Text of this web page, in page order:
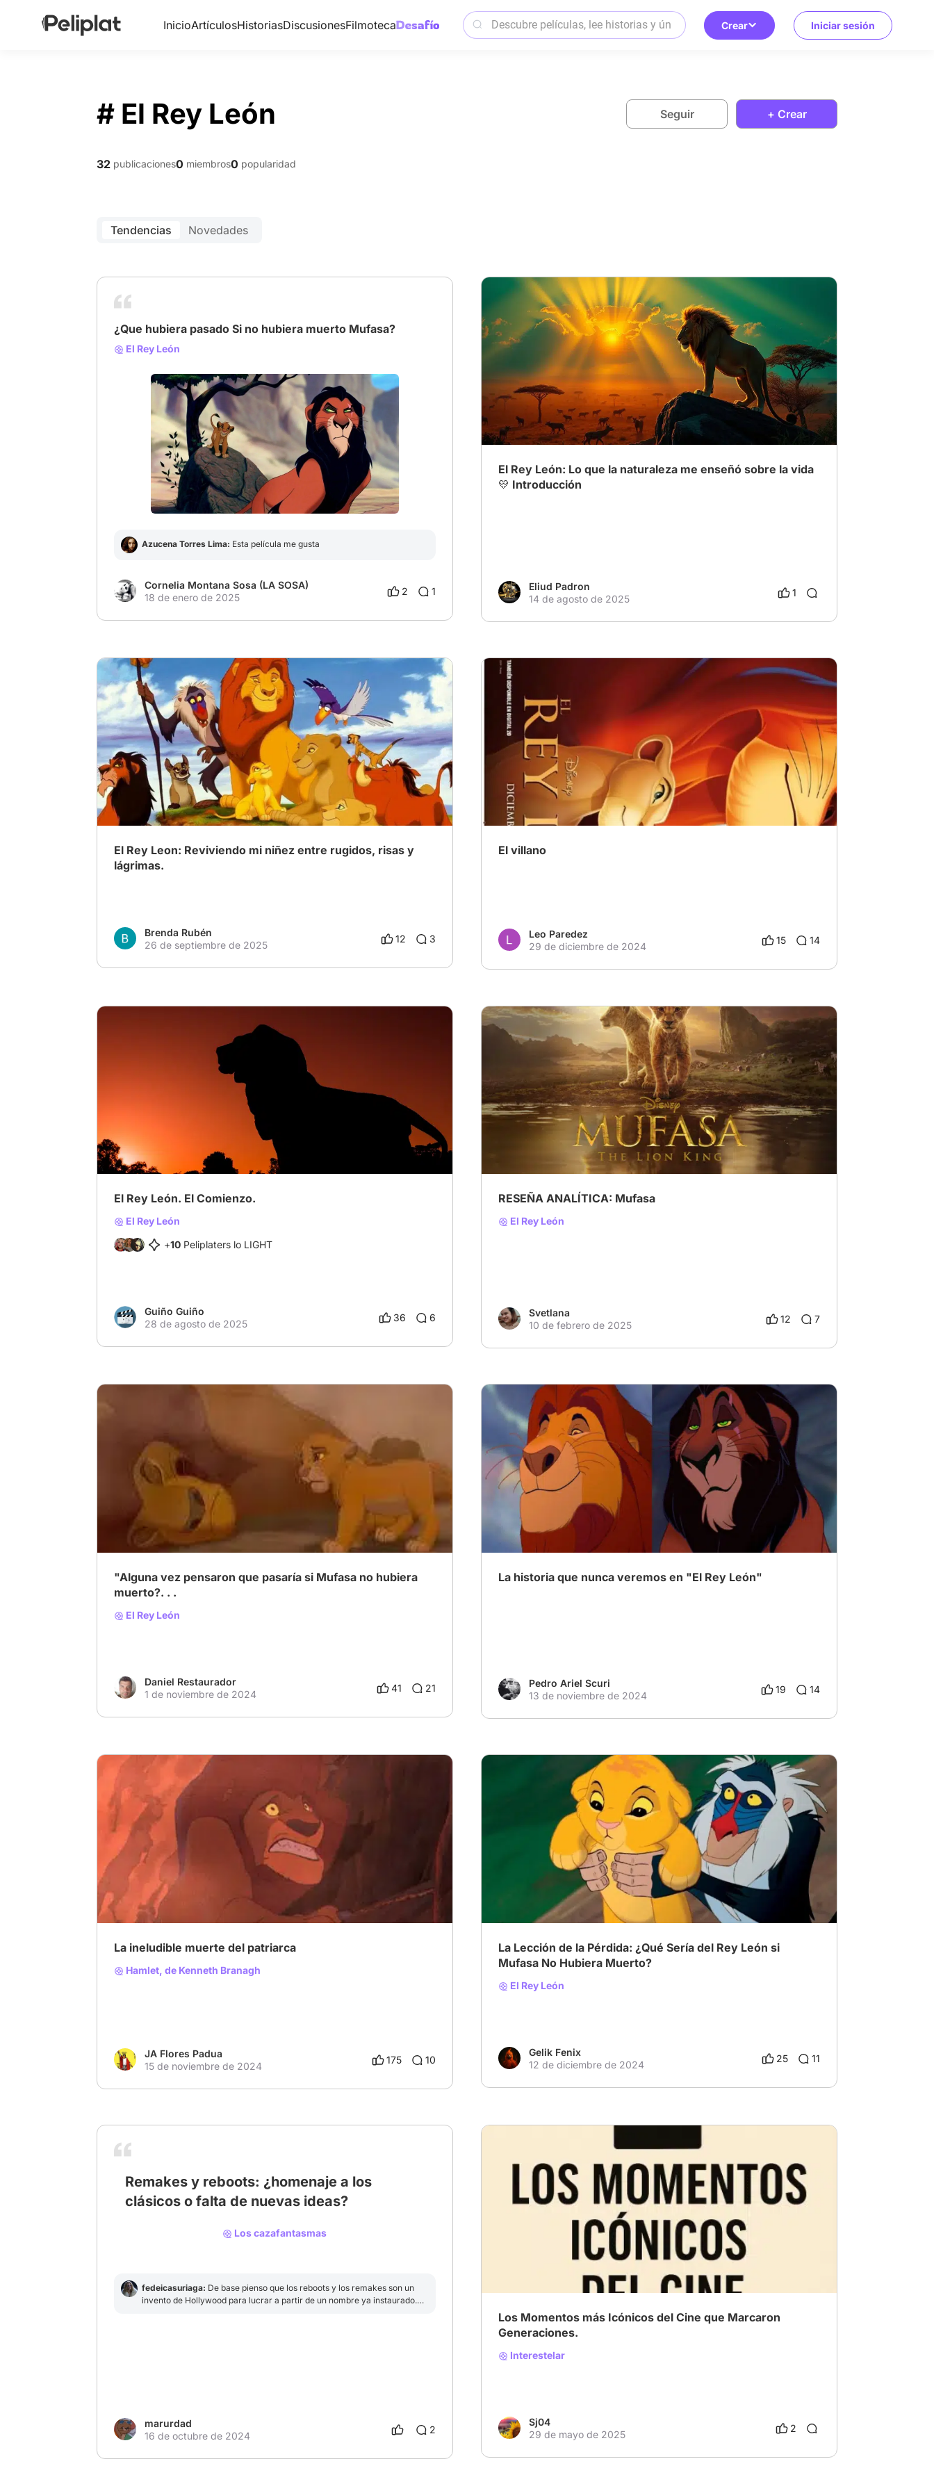
InicioArtículosHistoriasDiscusionesFilmoteca Crear Iniciar sesión
# El Rey León Seguir + Crear
32 publicaciones0 miembros0 popularidad
Tendencias Novedades
¿Que hubiera pasado Si no hubiera muerto Mufasa?
El Rey León
Azucena Torres Lima: Esta película me gusta
Cornelia Montana Sosa (LA SOSA)
18 de enero de 2025
2 1
# El Rey León # Cine emocional # Naturaleza
El Rey León: Lo que la naturaleza me enseñó sobre la vida
💛 Introducción
Eliud Padron
14 de agosto de 2025
1
# La película que me lleva a la infancia # El Rey León # Infancia
El Rey Leon: Reviviendo mi niñez entre rugidos, risas y
lágrimas.
Brenda Rubén
26 de septiembre de 2025
12 3
# ¿Cómo sería la historia desde el punto de vista del villano?
# El Rey León
El villano
Leo Paredez
29 de diciembre de 2024
15 14
# Escribe tu historia: tu propio reboot
El Rey León. El Comienzo.
El Rey León
+10Peliplaters lo LIGHT
Guiño Guiño
28 de agosto de 2025
36 6
# Mufasa # Scar # Taka
RESEÑA ANALÍTICA: Mufasa
El Rey León
Svetlana
10 de febrero de 2025
12 7
# Qué Hubiese Pasado Si el Personaje No Moría…
"Alguna vez pensaron que pasaría si Mufasa no hubiera
muerto?. . .
El Rey León
Daniel Restaurador
1 de noviembre de 2024
41 21
# Qué Hubiese Pasado Si el Personaje No Moría…
# desafío cinéfilo
La historia que nunca veremos en "El Rey León"
Pedro Ariel Scuri
13 de noviembre de 2024
19 14
# Qué Hubiese Pasado Si el Personaje No Moría…
# HAMLET
La ineludible muerte del patriarca
Hamlet, de Kenneth Branagh
JA Flores Padua
15 de noviembre de 2024
175 10
# El Rey León
La Lección de la Pérdida: ¿Qué Sería del Rey León si
Mufasa No Hubiera Muerto?
El Rey León
Gelik Fenix
12 de diciembre de 2024
25 11
Remakes y reboots: ¿homenaje a los
clásicos o falta de nuevas ideas?
Los cazafantasmas
# ghostbusters
fedeicasuriaga: De base pienso que los reboots y los remakes son un
invento de Hollywood para lucrar a partir de un nombre ya instaurado.
marurdad
16 de octubre de 2024
2
# Momentos icónicos del cine # casablanca # StarWars
Los Momentos más Icónicos del Cine que Marcaron
Generaciones.
Interestelar
Sj04
29 de mayo de 2025
2